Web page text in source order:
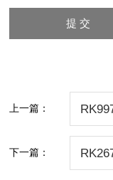
上一篇：
下一篇：